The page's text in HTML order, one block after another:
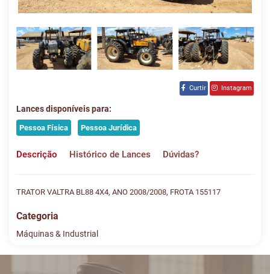
Curtir Instagram
Lances disponíveis para:
Pessoa Física Pessoa Jurídica
Descrição Histórico de Lances Dúvidas?
TRATOR VALTRA BL88 4X4, ANO 2008/2008, FROTA 155117
Categoria
Máquinas & Industrial
conosco pelo whatsapp: